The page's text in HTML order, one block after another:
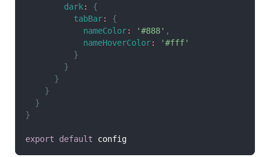
dark:
{
tabBar:
{
nameColor: '#888' ,
nameHoverColor:
'#fff'
}
}
}
}
}
}
export default config